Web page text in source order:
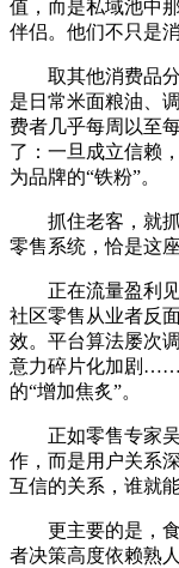
值，而是私域池中
伴侣。他们不只是
取其他消费品分
是日常米面粮油、
费者几乎每周以至
了：一旦成立信赖
为品牌的“铁粉”。
抓住老客，就抓
零售系统，恰是这
正在流量盈利见
社区零售从业者反
效。平台算法屡次
意力碎片化加剧……
的“增加焦炙”。
正如零售专家吴
作，而是用户关系
互信的关系，谁就
更主要的是，食
者决策高度依赖熟